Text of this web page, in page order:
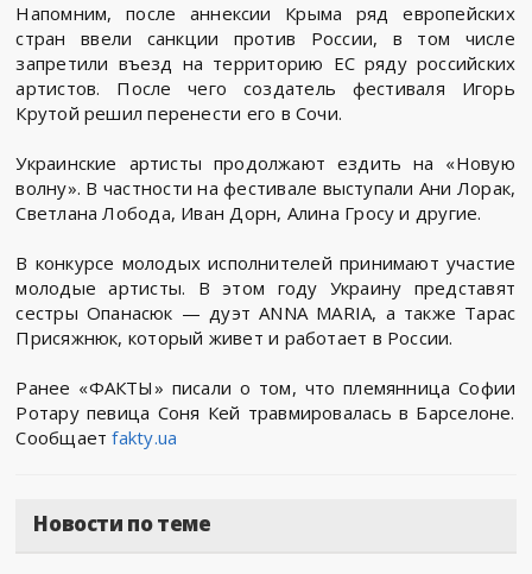
Напомним, после аннексии Крыма ряд европейских
стран ввели санкции против России, в том числе
запретили въезд на территорию ЕС ряду российских
артистов. После чего создатель фестиваля Игорь
Крутой решил перенести его в Сочи.
Украинские артисты продолжают ездить на «Новую
волну». В частности на фестивале выступали Ани Лорак,
Светлана Лобода, Иван Дорн, Алина Гросу и другие.
В конкурсе молодых исполнителей принимают участие
молодые артисты. В этом году Украину представят
сестры Опанасюк — дуэт ANNA MARIA, а также Тарас
Присяжнюк, который живет и работает в России.
Ранее «ФАКТЫ» писали о том, что племянница Софии
Ротару певица Соня Кей травмировалась в Барселоне.
Сообщаетfakty.ua
Новости по теме